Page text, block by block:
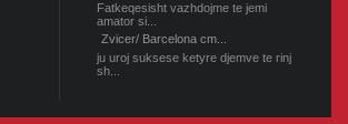
Fatkeqesisht vazhdojme te jemi
amator si...
Zvicer/ Barcelona cm...
ju uroj suksese ketyre djemve te rinj
sh...